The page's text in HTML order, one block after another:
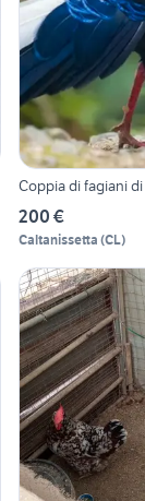
Coppia di fagiani
200 €
Caltanissetta (CL)